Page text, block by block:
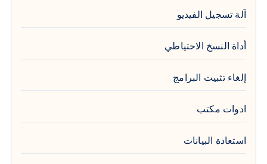
آلة تسجيل الفيديو
أداة النسخ الاحتياطي
إلغاء تثبيت البرامج
ادوات مكتب
استعادة البيانات